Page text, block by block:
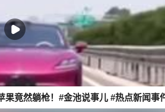
果竟然躺枪！#金池说事儿 #热点新闻事